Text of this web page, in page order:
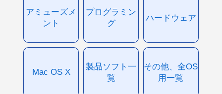
アミューズメ
ント
プログラミン
グ
ハードウェア
Mac OS X
製品ソフト一
覧
その他、全OS
用一覧